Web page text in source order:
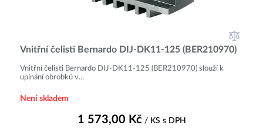
Vnitřní čelisti Bernardo DIJ-DK11-125 (BER210970)
Vnitřní čelisti Bernardo DIJ-DK11-125 (BER210970) slouží k
upínání obrobků v...
Není skladem
1 573,00 Kč/ KS s DPH